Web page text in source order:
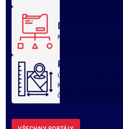
Datový portál
Kraj v datech
Portál
územní plány obcí
Královéhradeckého
část ÚAP